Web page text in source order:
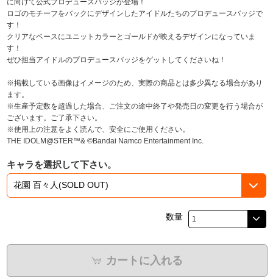
ラブライブ！サンシャイン‼
アイドリッシュセブン
モフモフパレード
に向けて公式プロデュースバッジが登場！
ロゴのモチーフをバックにデザインしたアイドルたちのプロデュースバッジで
す！
クリアなベースにユニットカラーとゴールドが映えるデザインになっていま
す！
ぜひ担当アイドルのプロデュースバッジをゲットしてくださいね！
※掲載している画像はイメージのため、実際の商品とは多少異なる場合があり
ます。
※生産予定数を超過した場合、ご注文の途中終了や発売日の変更を行う場合が
ございます。ご了承下さい。
※使用上の注意をよく読んで、安全にご使用ください。
THE IDOLM@STER™& ©Bandai Namco Entertainment Inc.
キャラを選択して下さい。
数量
カートに入れる